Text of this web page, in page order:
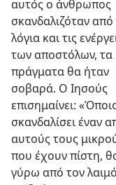
Από την άλλη
αυτός ο άνθρωπος
σκανδαλιζόταν από
λόγια και τις
των αποστόλων, τα
πράγματα θα ήταν
σοβαρά. Ο Ιησούς
επισημαίνει:
σκανδαλίσει έναν
αυτούς τους
που έχουν πίστη,